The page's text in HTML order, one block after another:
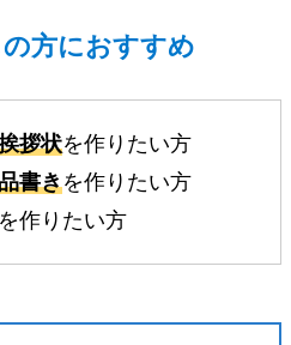
方におすすめ
拶状を作りたい方
書きを作りたい方
を作りたい方